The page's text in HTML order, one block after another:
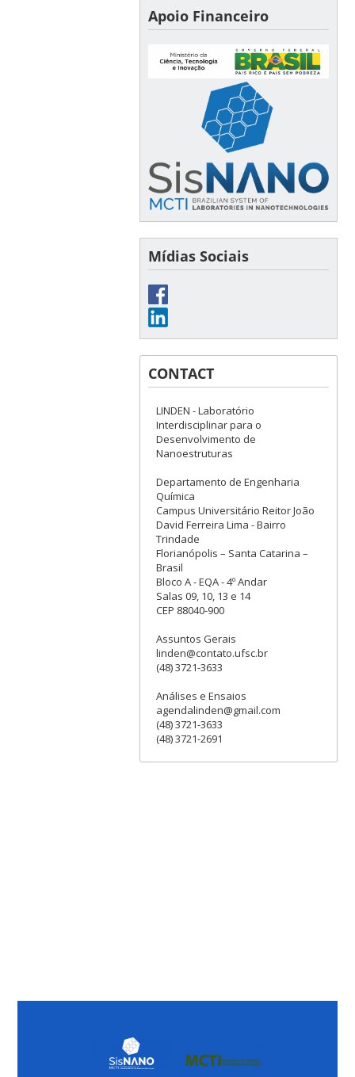
Apoio Financeiro
Mídias Sociais
CONTACT
LINDEN - Laboratório
Interdisciplinar para o
Desenvolvimento de
Nanoestruturas
Departamento de Engenharia
Química
Campus Universitário Reitor João
David Ferreira Lima - Bairro
Trindade
Florianópolis – Santa Catarina –
Brasil
Bloco A - EQA - 4º Andar
Salas 09, 10, 13 e 14
CEP 88040-900
Assuntos Gerais
linden@contato.ufsc.br
(48) 3721-3633
Análises e Ensaios
agendalinden@gmail.com
(48) 3721-3633
(48) 3721-2691